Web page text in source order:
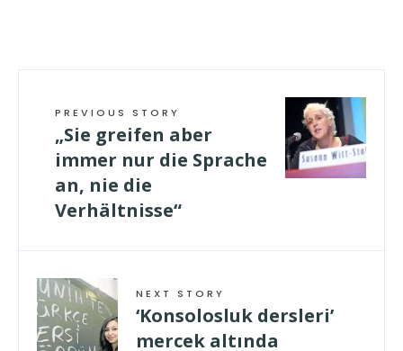
PREVIOUS STORY
„Sie greifen aber
immer nur die Sprache
an, nie die
Verhältnisse“
NEXT STORY
‘Konsolosluk dersleri’
mercek altında